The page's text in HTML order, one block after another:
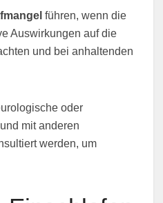
führen, wenn die
Auswirkungen auf die
und bei anhaltenden
oder
mit anderen
werden, um